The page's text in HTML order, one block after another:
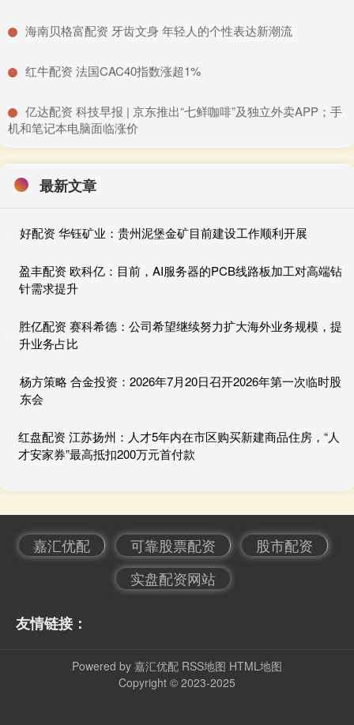
​海南贝格富配资 牙齿文身 年轻人的个性表达新潮流
​红牛配资 法国CAC40指数涨超1%
​亿达配资 科技早报 | 京东推出“七鲜咖啡”及独立外卖APP；手
机和笔记本电脑面临涨价
最新文章
好配资 华钰矿业：贵州泥堡金矿目前建设工作顺利开展
盈丰配资 欧科亿：目前，AI服务器的PCB线路板加工对高端钻
针需求提升
胜亿配资 赛科希德：公司希望继续努力扩大海外业务规模，提
升业务占比
杨方策略 合金投资：2026年7月20日召开2026年第一次临时股
东会
红盘配资 江苏扬州：人才5年内在市区购买新建商品住房，“人
才安家券”最高抵扣200万元首付款
嘉汇优配 可靠股票配资
股市配资
实盘配资网站
友情链接：
Powered by 嘉汇优配 RSS地图 HTML地图
Copyright © 2023-2025